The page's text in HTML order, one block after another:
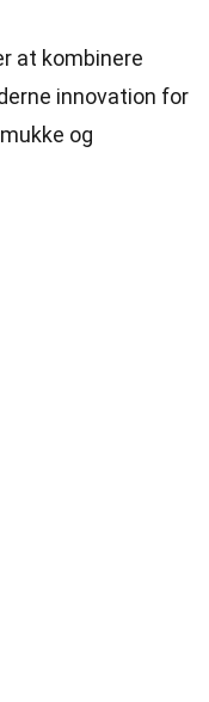
at kombinere
innovation for
og